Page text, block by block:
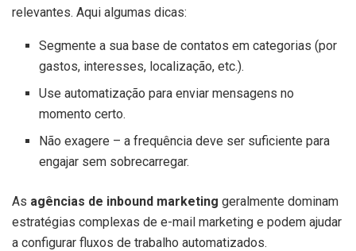
relevantes. Aqui algumas dicas:
Segmente a sua base de contatos em categorias (por
gastos, interesses, localização, etc.).
Use automatização para enviar mensagens no
momento certo.
Não exagere – a frequência deve ser suficiente para
engajar sem sobrecarregar.
As agências de inbound marketing geralmente dominam
estratégias complexas de e-mail marketing e podem ajudar
a configurar fluxos de trabalho automatizados.